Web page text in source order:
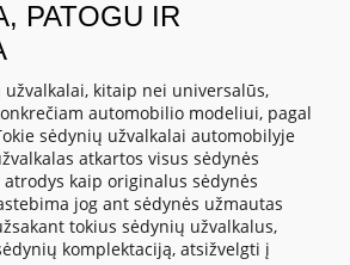
PATOGU IR
kitaip nei universalūs,
automobilio modeliui, pagal
sėdynių užvalkalai automobilyje
atkartos visus sėdynės
kaip originalus sėdynės
jog ant sėdynės užmautas
tokius sėdynių užvalkalus,
komplektaciją, atsižvelgti į